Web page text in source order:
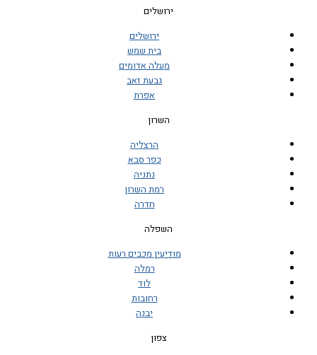
ירושלים
ירושלים
בית שמש
מעלה אדומים
גבעת זאב
אפרת
השרון
הרצליה
כפר סבא
נתניה
רמת השרון
חדרה
השפלה
מודיעין מכבים רעות
רמלה
לוד
רחובות
יבנה
צפון